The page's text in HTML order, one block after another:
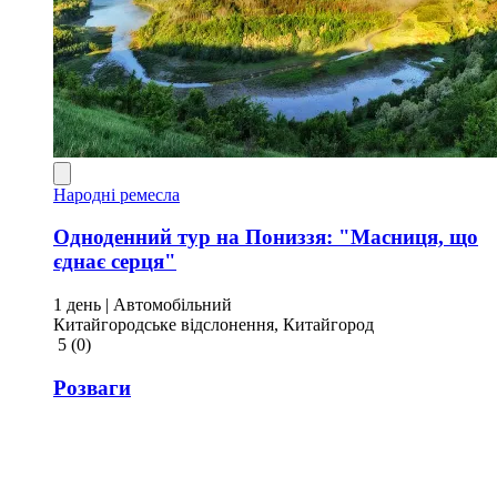
Народні ремесла
Одноденний тур на Пониззя: "Масниця, що
єднає серця"
1 день | Автомобільний
Китайгородське відслонення, Китайгород
5 (0)
Розваги